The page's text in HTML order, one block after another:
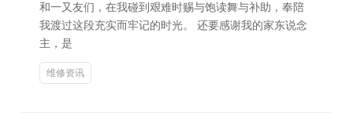
和一又友们，在我碰到艰难时赐与饱读舞与补助，奉陪
我渡过这段充实而牢记的时光。 还要感谢我的家东说念
主，是
维修资讯